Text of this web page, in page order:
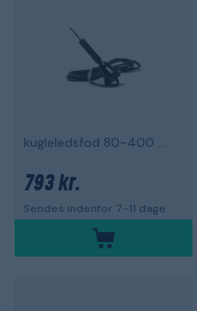
kugleledsfod 80-400 MHz
793 kr.
Sendes indenfor 7-11 dage